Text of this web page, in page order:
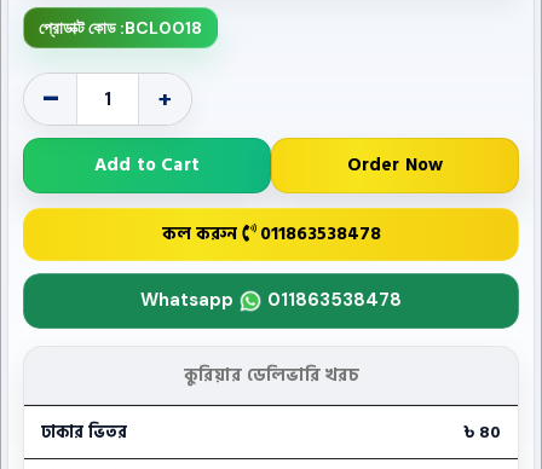
প্রোডাক্ট কোড :BCL0018
- +
Add to Cart Order Now
কল করুন 011863538478
Whatsapp 011863538478
কুরিয়ার ডেলিভারি খরচ
ঢাকার ভিতর
৳ 80